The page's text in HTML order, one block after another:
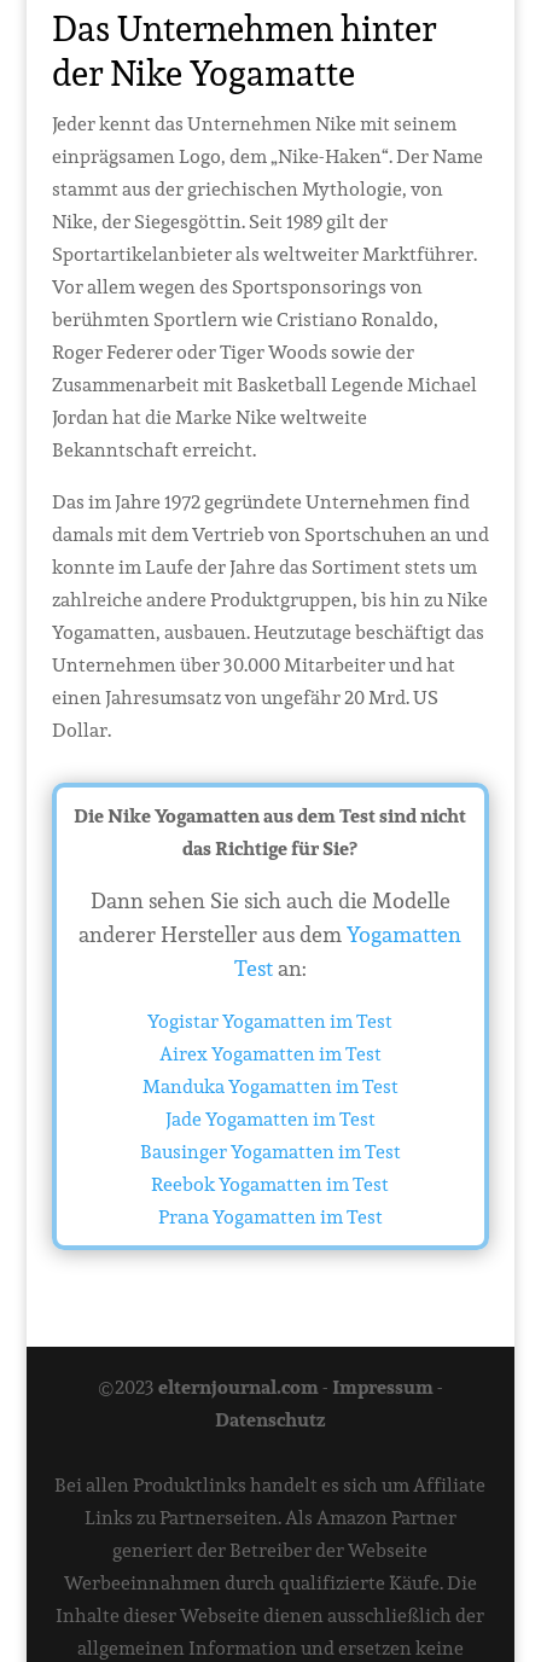
Das Unternehmen hinter
der Nike Yogamatte
Jeder kennt das Unternehmen Nike mit seinem
einprägsamen Logo, dem „Nike-Haken“. Der Name
stammt aus der griechischen Mythologie, von
Nike, der Siegesgöttin. Seit 1989 gilt der
Sportartikelanbieter als weltweiter Marktführer.
Vor allem wegen des Sportsponsorings von
berühmten Sportlern wie Cristiano Ronaldo,
Roger Federer oder Tiger Woods sowie der
Zusammenarbeit mit Basketball Legende Michael
Jordan hat die Marke Nike weltweite
Bekanntschaft erreicht.
Das im Jahre 1972 gegründete Unternehmen find
damals mit dem Vertrieb von Sportschuhen an und
konnte im Laufe der Jahre das Sortiment stets um
zahlreiche andere Produktgruppen, bis hin zu Nike
Yogamatten, ausbauen. Heutzutage beschäftigt das
Unternehmen über 30.000 Mitarbeiter und hat
einen Jahresumsatz von ungefähr 20 Mrd. US
Dollar.
Die Nike Yogamatten aus dem Test sind nicht
das Richtige für Sie?
Dann sehen Sie sich auch die Modelle
anderer Hersteller aus demYogamatten
Testan:
Yogistar Yogamatten im Test
Airex Yogamatten im Test
Manduka Yogamatten im Test
Jade Yogamatten im Test
Bausinger Yogamatten im Test
Reebok Yogamatten im Test
Prana Yogamatten im Test
©2023elternjournal.com- Impressum-
Datenschutz
Bei allen Produktlinks handelt es sich um Affiliate
Links zu Partnerseiten. Als Amazon Partner
generiert der Betreiber der Webseite
Werbeeinnahmen durch qualifizierte Käufe. Die
Inhalte dieser Webseite dienen ausschließlich der
allgemeinen Information und ersetzen keine